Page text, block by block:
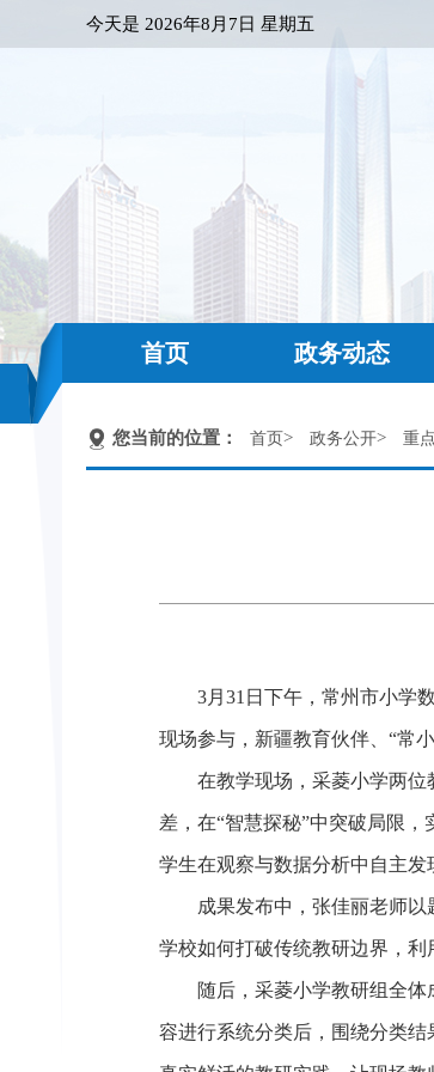
今天是 2026年8月7日 星期五
首页 政务动态
您当前的位置： 首页> 政务公开> 重
3月31日下午，常州市小学
现场参与，新疆教育伙伴、“常
在教学现场，采菱小学两
差，在“智慧探秘”中突破局限
学生在观察与数据分析中自主发
成果发布中，张佳丽老师
学校如何打破传统教研边界，利
随后，采菱小学教研组全
容进行系统分类后，围绕分类